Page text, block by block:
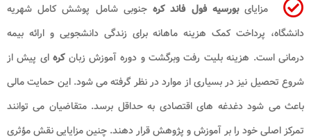
مزایایبورسیه فول فاند کرهجنوبی شامل پوشش کامل شهریه
دانشگاه، پرداخت کمک هزینه ماهانه برای زندگی دانشجویی و ارائه بیمه
درمانی است. هزینه بلیت رفت وبرگشت و دوره آموزش زبانکرهای پیش از
شروع تحصیل نیز در بسیاری از موارد در نظر گرفته می شود. این حمایت مالی
باعث می شود دغدغه های اقتصادی به حداقل برسد. متقاضیان می توانند
تمرکز اصلی خود را بر آموزش و پژوهش قرار دهند. چنین مزایایی نقش مؤثری